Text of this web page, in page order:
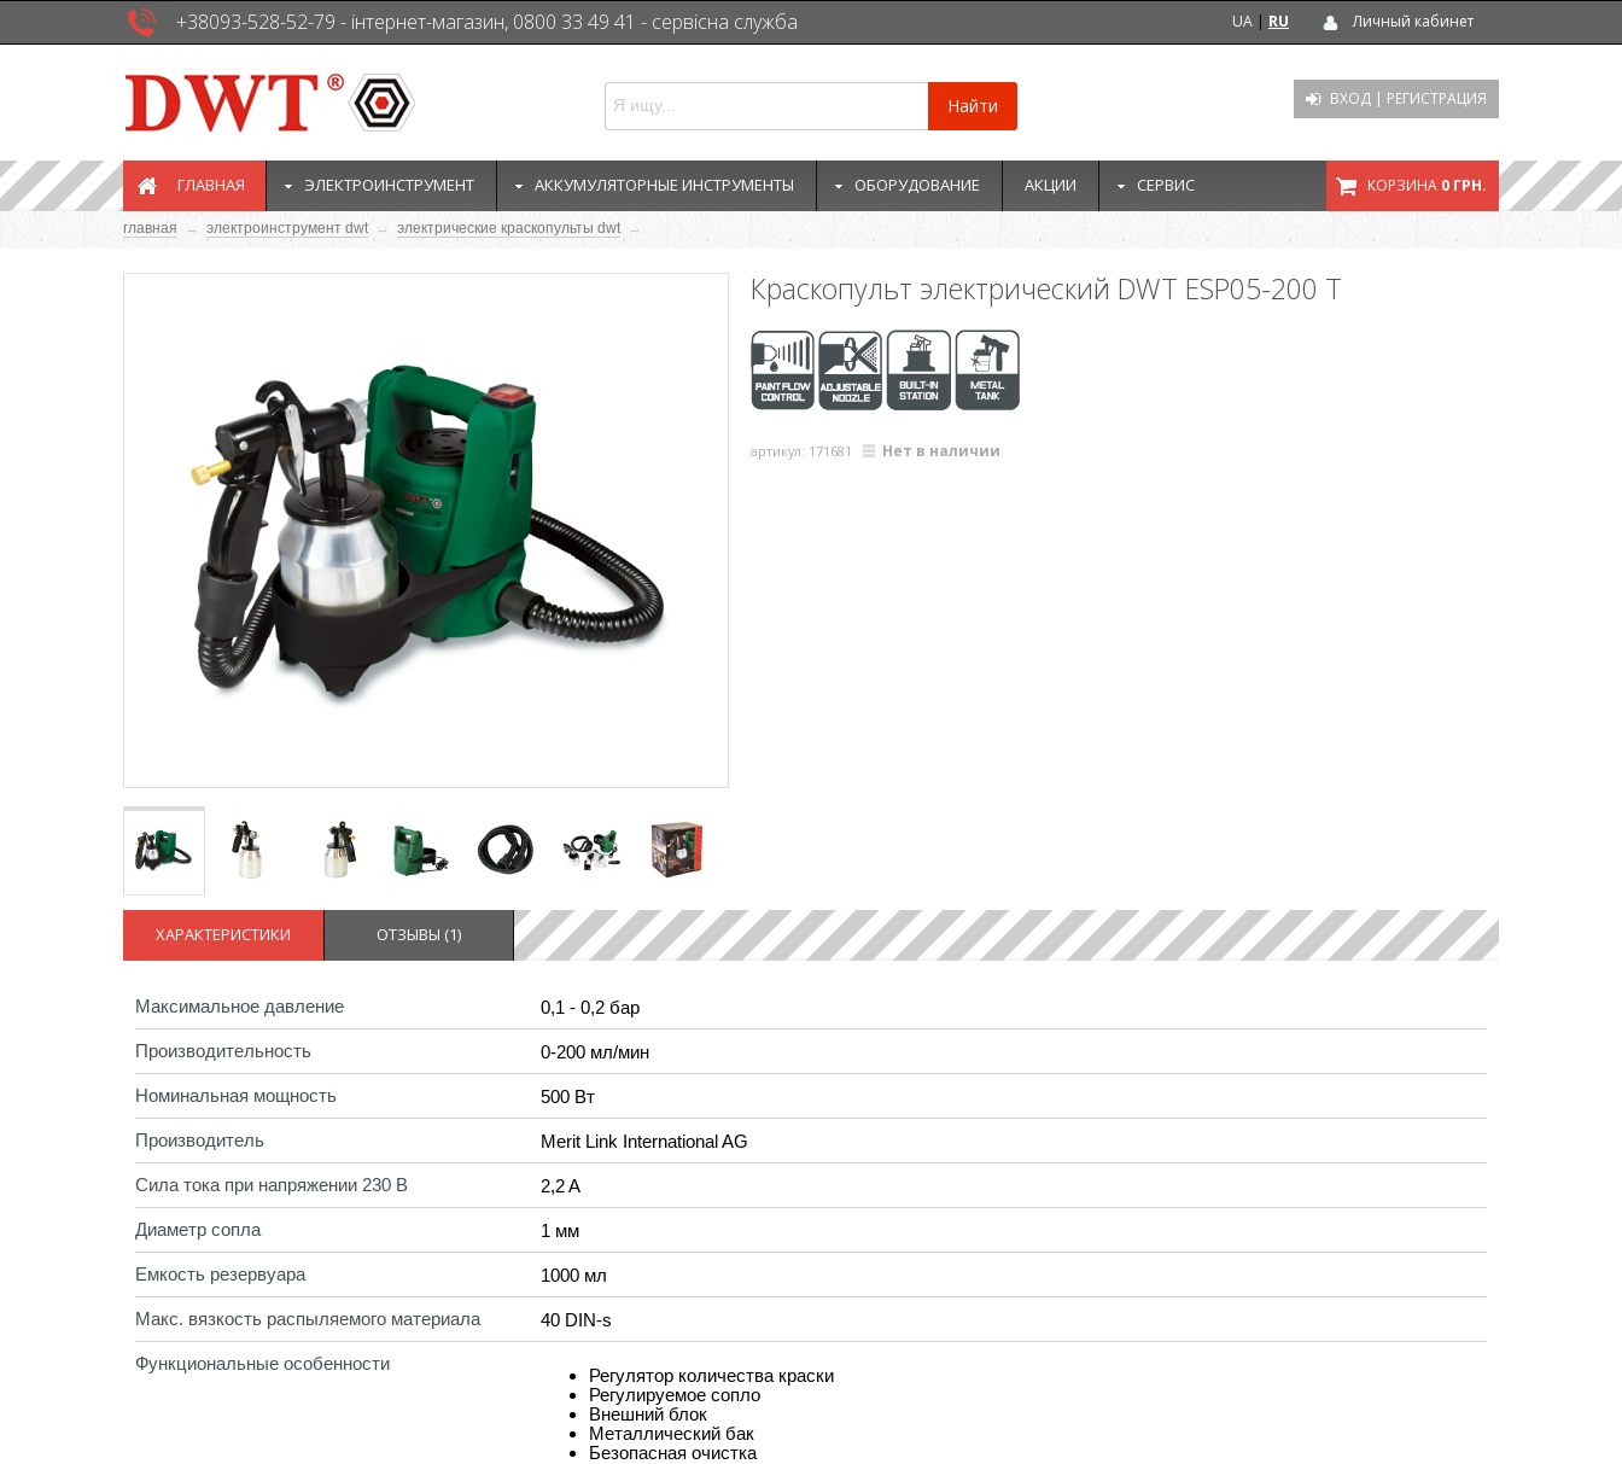
+38093-528-52-79 - інтернет-магазин, 0800 33 49 41 - сервісна служба UA | RU Личный кабинет
Найти ВХОД | РЕГИСТРАЦИЯ
ГЛАВНАЯ ЭЛЕКТРОИНСТРУМЕНТ АККУМУЛЯТОРНЫЕ ИНСТРУМЕНТЫ ОБОРУДОВАНИЕ АКЦИИ СЕРВИС КОРЗИНА 0 ГРН.
главная → электроинструмент dwt → электрические краскопульты dwt →
Краскопульт электрический DWT ESP05-200 T
артикул: 171681 Нет в наличии
ХАРАКТЕРИСТИКИ ОТЗЫВЫ (1)
Максимальное давление 0,1 - 0,2 бар
Производительность 0-200 мл/мин
Номинальная мощность 500 Вт
Производитель Merit Link International AG
Сила тока при напряжении 230 В 2,2 A
Диаметр сопла 1 мм
Емкость резервуара 1000 мл
Макс. вязкость распыляемого материала 40 DIN-s
Функциональные особенности
Регулятор количества краски
Регулируемое сопло
Внешний блок
Металлический бак
Безопасная очистка